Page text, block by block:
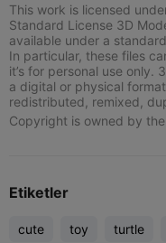
This work is licensed
Standard License 3D
available under a
In particular, these files
it’s for personal use only.
a digital or physical
redistributed, remixed,
Copyright is owned by
Etiketler
cute toy turtle